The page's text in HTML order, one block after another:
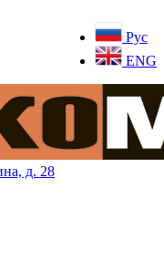
Рус
ENG
д. 28